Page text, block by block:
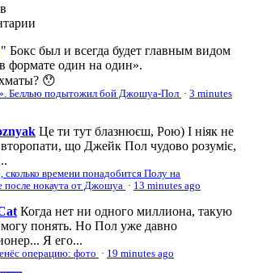
" Бокс был и всегда будет главным видом
формате один на один».
😯
Беллью подытожил бой Джошуа-Пол · 3 minutes
Це ти тут блазнюєш, Рою) І ніяк не
що Джейк Пол чудово розуміє,
сколько времени понадобится Полу на
после нокаута от Джошуа · 13 minutes ago
Когда нет ни одного миллиона, такую
понять. Но Пол уже давно
Я его...
операцию: фото · 19 minutes ago